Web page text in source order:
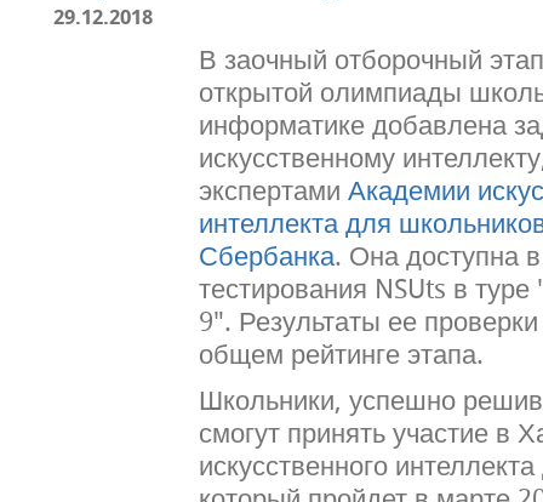
29.12.2018
В заочный отборочный
открытой олимпиады
информатике добавлена
искусственному
экспертами Академии
интеллекта для
Сбербанка. Она доступна
тестирования NSUts в
9". Результаты ее
общем рейтинге этапа.
Школьники, успешно
смогут принять участие в
искусственного